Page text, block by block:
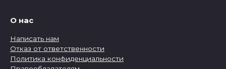
О нас
Написать нам
Отказ от ответственности
Политика конфиденциальности